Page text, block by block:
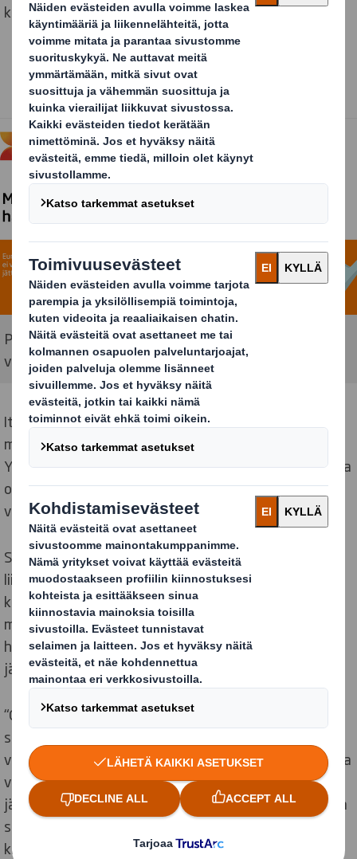
kierrätyskelpoista materiaalia pois.
Pakkausten kierrättämisestä syntyvää sekaannusta
voidaan vähentää.
Itse asiassa, 74% sanoo, että heille ei ole selvää
millaisia pakkauksia voidaan ja ei voida kierrättää.
Yhteensä 51% eurooppalaisista mainitsi pakkauksissa
olevat epäselvät tiedot syyksi, miksi he eivät tiedä
voiko sen kierrättää vai ei.
Stefano Rossi, DS Smithin Packaging -
liiketoimintaryhmän CEO kommentoi: “Ihmisillä on
kiistattomasti tahto vaikuttaa ilmastokriisiin, mutta
moni pakkaus ei ole kierrätettävissä, ja ihmiset ovat
hämmentyneitä, mikä pakkaus kuuluu mihinkäkin
jätelajiin.”
“Olemme julkaisseet kiertotalouden mukaisen
suunnittelun periaatteet auttaaksemme yrityksiä
vastaamaan kuluttajien tarpeisiin. Periaatteiden avulla
voimme huomioida suunnittelussa kierrätettävyyden,
jätteen ja päästöjen synnyn ja luoda pakkauksen, joka
soveltuu kiertotalouteen ja jonka avulla kuluttaja voi
kierrättää enemmän.”